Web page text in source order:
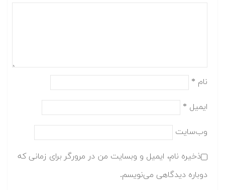
نام *
ایمیل *
وب‌سایت
ذخیره نام، ایمیل و وبسایت من در مرورگر برای زمانی که
دوباره دیدگاهی می‌نویسم.